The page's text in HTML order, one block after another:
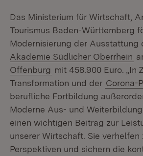
Das Ministerium für Wirtschaft,
Tourismus Baden-Württemberg
Modernisierung der Ausstattung
Akademie Südlicher Oberrhein
Offenburg (Öffnet in neuem
mit 458.900 Euro. „In
Transformation und der Corona-
berufliche Fortbildung
Moderne Aus- und
einen wichtigen Beitrag zur
unserer Wirtschaft. Sie
Perspektiven und sichern die